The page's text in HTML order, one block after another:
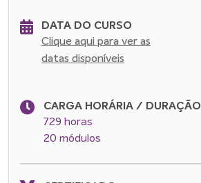
DATA DO CURSO
Clique aqui para ver as
datas disponíveis
CARGA HORÁRIA / DURAÇÃO
729 horas
20 módulos